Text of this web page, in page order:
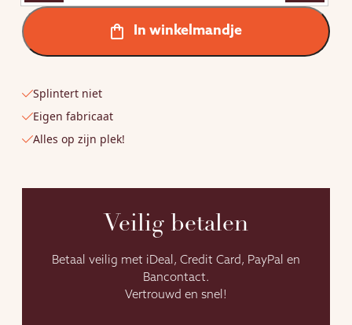
Abachi
Enkel
voor
aantal
In winkelmandje
Splintert niet
Eigen fabricaat
Alles op zijn plek!
Veilig betalen
Betaal veilig met iDeal, Credit Card, PayPal en
Bancontact.
Vertrouwd en snel!